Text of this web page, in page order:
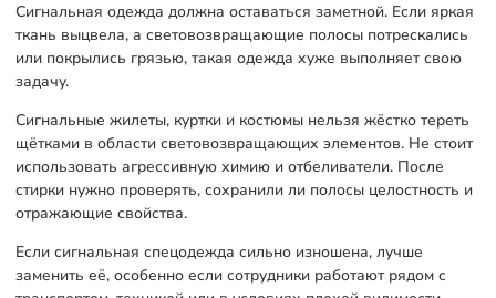
Сигнальная одежда должна оставаться заметной. Если яркая
ткань выцвела, а световозвращающие полосы потрескались
или покрылись грязью, такая одежда хуже выполняет свою
задачу.
Сигнальные жилеты, куртки и костюмы нельзя жёстко тереть
щётками в области световозвращающих элементов. Не стоит
использовать агрессивную химию и отбеливатели. После
стирки нужно проверять, сохранили ли полосы целостность и
отражающие свойства.
Если сигнальная спецодежда сильно изношена, лучше
заменить её, особенно если сотрудники работают рядом с